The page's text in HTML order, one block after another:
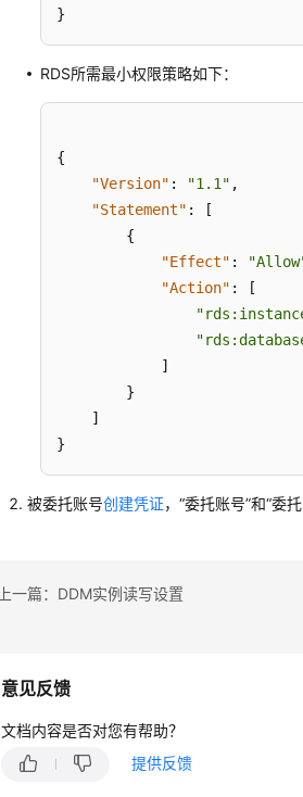
}
RDS所需最小权限策略如下：
{
"Version" : "1.1" ,
"Statement" :
[
{
"Effect" :
"Action" :
[
]
}
]
}
被委托账号创建凭证，“委托账号”和“委
上一篇：DDM实例读写设置
意见反馈
文档内容是否对您有帮助？
提供反馈